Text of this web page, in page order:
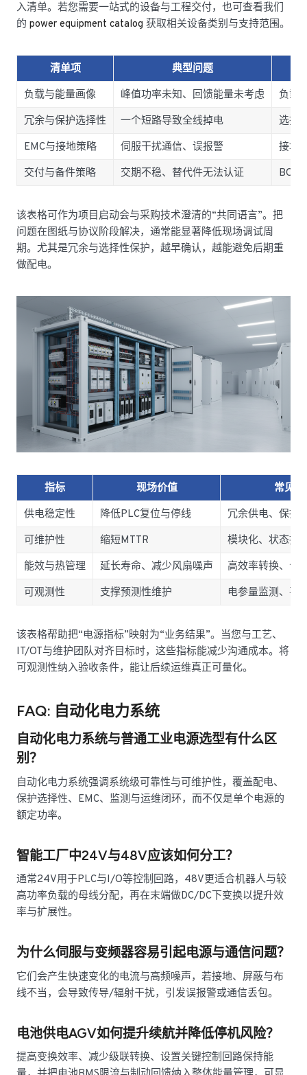
入清单。若您需要一站式的设备与工程交付，也可查看我们
的 power equipment catalog 获取相关设备类别与支持范围。
清单项
典型问题
负载与能量画像
峰值功率未知、回馈能量未考虑
负载
冗余与保护选择性
一个短路导致全线掉电
选择
EMC与接地策略
伺服干扰通信、误报警
接地/
交付与备件策略
交期不稳、替代件无法认证 BOM
该表格可作为项目启动会与采购技术澄清的“共同语言”。把
问题在图纸与协议阶段解决，通常能显著降低现场调试周
期。尤其是冗余与选择性保护，越早确认，越能避免后期重
做配电。
指标 现场价值
常见
供电稳定性
降低PLC复位与停线
冗余供电、保持
可维护性
缩短MTTR
模块化、状态指
能效与热管理
延长寿命、减少风扇噪声
高效率转换、合
可观测性
支撑预测性维护 电参量监测、事
该表格帮助把“电源指标”映射为“业务结果”。当您与工艺、
IT/OT与维护团队对齐目标时，这些指标能减少沟通成本。将
可观测性纳入验收条件，能让后续运维真正可量化。
FAQ: 自动化电力系统
自动化电力系统与普通工业电源选型有什么区
别？
自动化电力系统强调系统级可靠性与可维护性，覆盖配电、
保护选择性、EMC、监测与运维闭环，而不仅是单个电源的
额定功率。
智能工厂中24V与48V应该如何分工？
通常24V用于PLC与I/O等控制回路，48V更适合机器人与较
高功率负载的母线分配，再在末端做DC/DC下变换以提升效
率与扩展性。
为什么伺服与变频器容易引起电源与通信问题？
它们会产生快速变化的电流与高频噪声，若接地、屏蔽与布
线不当，会导致传导/辐射干扰，引发误报警或通信丢包。
电池供电AGV如何提升续航并降低停机风险？
提高变换效率、减少级联转换、设置关键控制回路保持能